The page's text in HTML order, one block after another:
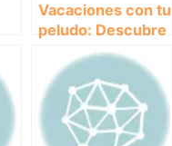
Vacaciones con tu
peludo: Descubre
los mejores
campings que
aceptan mascotas.